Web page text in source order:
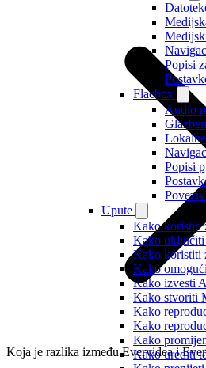
Popisi
Flacbox
Audio
Popisi
Upute
Kako koristiti
Kako uključiti
Kako koristiti
Kako
Kako izvesti
Kako stvoriti
Kako
Kako
Kako
Kako urediti
Koja je razlika između Evervidea i